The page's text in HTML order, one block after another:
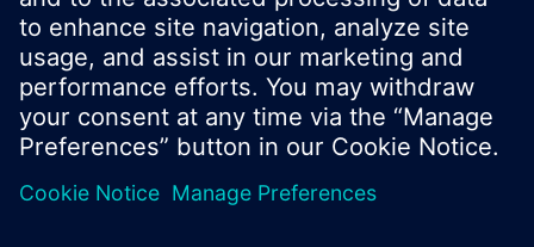
© Siemens Switzerland Ltd. 2016